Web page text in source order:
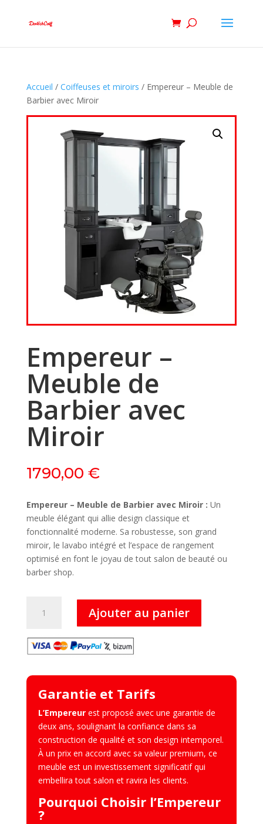
Accueil / Coiffeuses et miroirs / Empereur – Meuble de
Barbier avec Miroir
Empereur –
Meuble de
Barbier avec
Miroir
1790,00 €
Empereur – Meuble de Barbier avec Miroir : Un
meuble élégant qui allie design classique et
fonctionnalité moderne. Sa robustesse, son grand
miroir, le lavabo intégré et l’espace de rangement
optimisé en font le joyau de tout salon de beauté ou
barber shop.
Meuble
Barbier
avec
Miroir
Ajouter au panier
Garantie et Tarifs
L’Empereurest proposé avec une garantie de
deux ans, soulignant la confiance dans sa
construction de qualité et son design intemporel.
À un prix en accord avec sa valeur premium, ce
meuble est un investissement significatif qui
embellira tout salon et ravira les clients.
Pourquoi Choisir l’Empereur
?